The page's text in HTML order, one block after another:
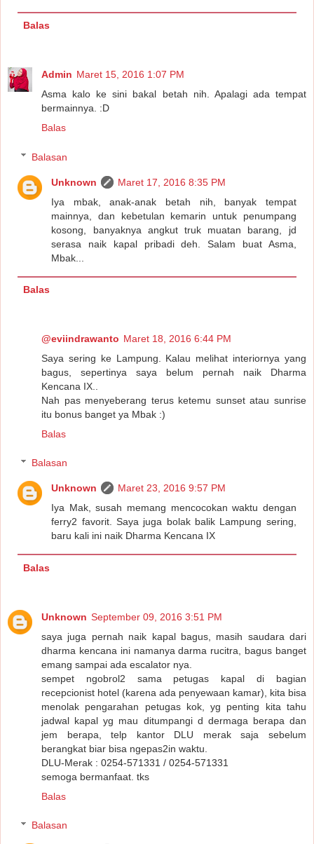
Balas
Admin Maret 15, 2016 1:07 PM
Asma kalo ke sini bakal betah nih. Apalagi ada tempat
bermainnya. :D
Balas
Balasan
Unknown
Maret 17, 2016 8:35 PM
Iya mbak, anak-anak betah nih, banyak tempat
mainnya, dan kebetulan kemarin untuk penumpang
kosong, banyaknya angkut truk muatan barang, jd
serasa naik kapal pribadi deh. Salam buat Asma,
Mbak...
Balas
@eviindrawanto Maret 18, 2016 6:44 PM
Saya sering ke Lampung. Kalau melihat interiornya yang
bagus, sepertinya saya belum pernah naik Dharma
Kencana IX..
Nah pas menyeberang terus ketemu sunset atau sunrise
itu bonus banget ya Mbak :)
Balas
Balasan
Unknown
Maret 23, 2016 9:57 PM
Iya Mak, susah memang mencocokan waktu dengan
ferry2 favorit. Saya juga bolak balik Lampung sering,
baru kali ini naik Dharma Kencana IX
Balas
Unknown September 09, 2016 3:51 PM
saya juga pernah naik kapal bagus, masih saudara dari
dharma kencana ini namanya darma rucitra, bagus banget
emang sampai ada escalator nya.
sempet ngobrol2 sama petugas kapal di bagian
recepcionist hotel (karena ada penyewaan kamar), kita bisa
menolak pengarahan petugas kok, yg penting kita tahu
jadwal kapal yg mau ditumpangi d dermaga berapa dan
jem berapa, telp kantor DLU merak saja sebelum
berangkat biar bisa ngepas2in waktu.
DLU-Merak : 0254-571331 / 0254-571331
semoga bermanfaat. tks
Balas
Balasan